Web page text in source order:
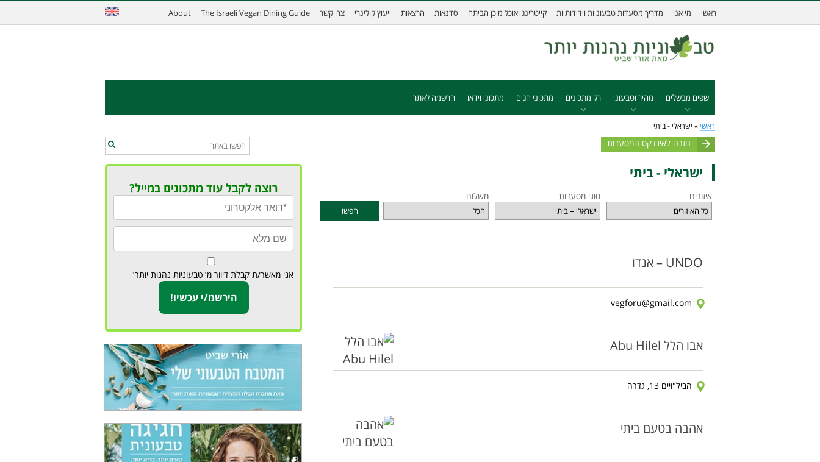
ראשי מי אני מדריך מסעדות טבעוניות וידידותיות קייטרינג ואוכל מוכן הביתה סדנאות הרצאות ייעוץ קולינרי צרו קשר The Israeli Vegan Dining Guide
About
שפים מבשלים מהיר וטבעוני רק מתכונים מתכוני חגים מתכוני וידאו הרשמה לאתר
ראשי » ישראלי - ביתי
חזרה לאינדקס המסעדות
ישראלי - ביתי
איזורים סוגי מסעדות משלוח
חפשו
UNDO – אנדו
אבו הלל Abu Hilel
הביל"ויים 13, גדרה
אהבה בטעם ביתי
רוצה לקבל עוד מתכונים במייל?
אני מאשר/ת קבלת דיוור מ"טבעוניות נהנות יותר"